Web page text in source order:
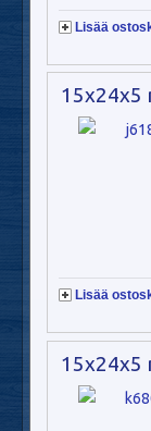
Lisää
15x24x5
Lisää
15x24x5